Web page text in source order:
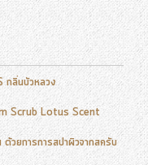
กลิ่นบัวหลวง
Scrub Lotus Scent
วยการการสปาผิวจากสครับ